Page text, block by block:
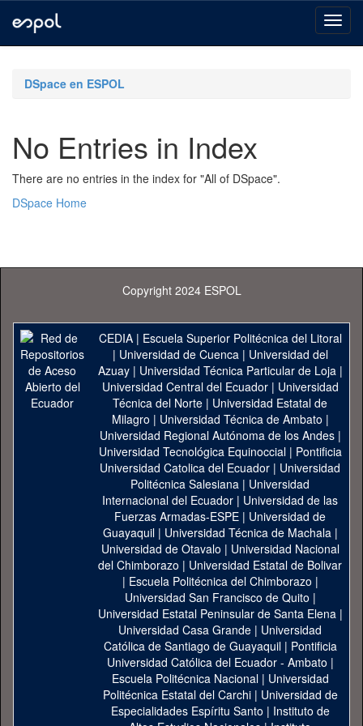
navigationDSpace en ESPOL
No Entries in Index
There are no entries in the index for "All of DSpace".
DSpace Home
Copyright 2024 ESPOL
CEDIA| Escuela Superior Politécnica del Litoral
| Universidad de Cuenca| Universidad del
Azuay| Universidad Técnica Particular de Loja|
Universidad Central del Ecuador| Universidad
Técnica del Norte | Universidad Estatal de
Milagro | Universidad Técnica de Ambato |
Universidad Regional Autónoma de los Andes|
Universidad Tecnológica Equinoccial| Pontificia
Universidad Catolica del Ecuador | Universidad
Politécnica Salesiana | Universidad
Internacional del Ecuador | Universidad de las
Fuerzas Armadas-ESPE | Universidad de
Guayaquil| Universidad Técnica de Machala|
Universidad de Otavalo | Universidad Nacional
del Chimborazo | Universidad Estatal de Bolivar
| Escuela Politécnica del Chimborazo |
Universidad San Francisco de Quito |
Universidad Estatal Peninsular de Santa Elena|
Universidad Casa Grande | Universidad
Católica de Santiago de Guayaquil| Pontificia
Universidad Católica del Ecuador - Ambato |
Escuela Politécnica Nacional| Universidad
Politécnica Estatal del Carchi| Universidad de
Especialidades Espíritu Santo | Instituto de